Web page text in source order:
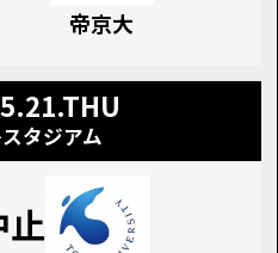
帝京大
タジアム
止